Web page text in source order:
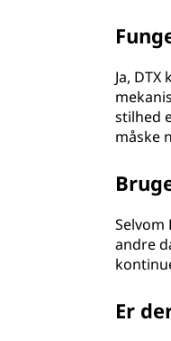
Ja,
stilhed
måske
andre
Er